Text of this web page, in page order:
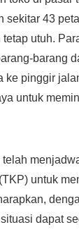
sekitar 43
utuh.
barang
ke pinggir
untuk
untuk
dapat